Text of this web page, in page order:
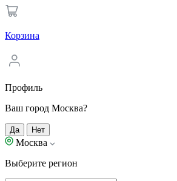
Корзина
Профиль
Ваш город Москва?
Да Нет
Москва
Выберите регион